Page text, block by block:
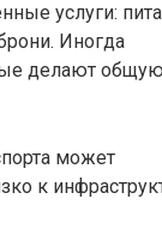
услуги:
Иногда
делают общую
может
к